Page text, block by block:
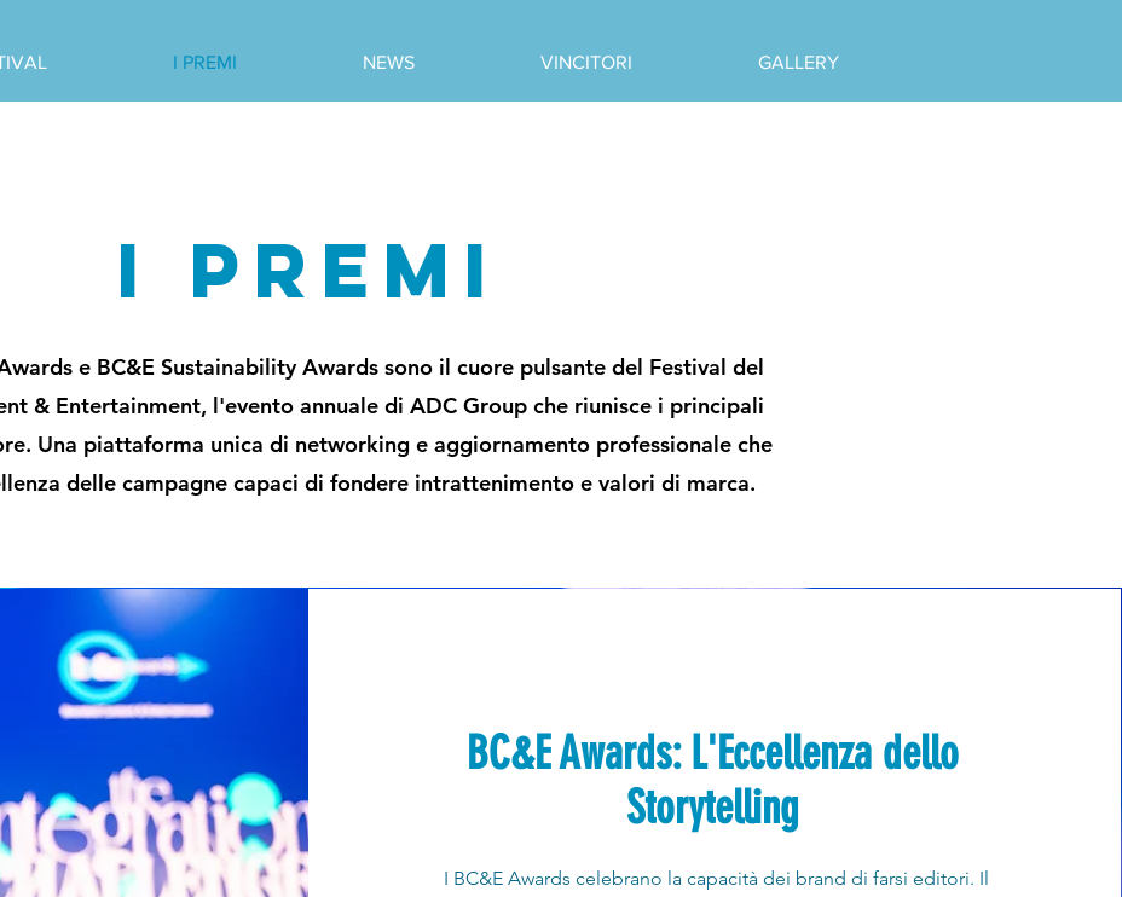
I PREMI NEWS VINCITORI GALLERY
I premi
e BC&E Sustainability Awards sono il cuore pulsante del Festival del
& Entertainment, l'evento annuale di ADC Group che riunisce i principali
Una piattaforma unica di networking e aggiornamento professionale che
delle campagne capaci di fondere intrattenimento e valori di marca.
BC&E Awards: L'Eccellenza dello
Storytelling
I BC&E Awards celebrano la capacità dei brand di farsi editori. Il